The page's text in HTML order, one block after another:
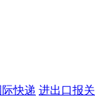
际快递 进出口报关